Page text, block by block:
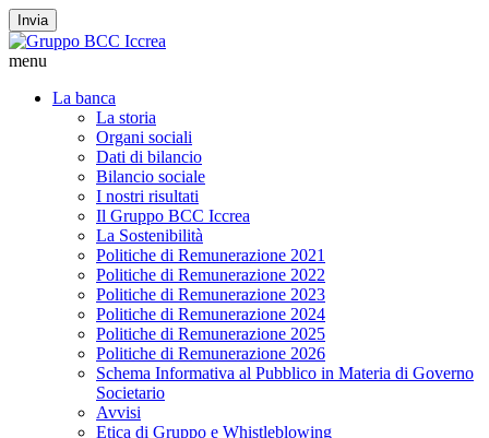
Invia
menu
La banca
La storia
Organi sociali
Dati di bilancio
Bilancio sociale
I nostri risultati
Il Gruppo BCC Iccrea
La Sostenibilità
Politiche di Remunerazione 2021
Politiche di Remunerazione 2022
Politiche di Remunerazione 2023
Politiche di Remunerazione 2024
Politiche di Remunerazione 2025
Politiche di Remunerazione 2026
Schema Informativa al Pubblico in Materia di Governo
Societario
Avvisi
Etica di Gruppo e Whistleblowing